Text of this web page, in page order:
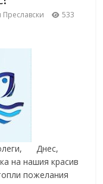
in
Преславски
533
Днес,
на нашия красив
пожелания